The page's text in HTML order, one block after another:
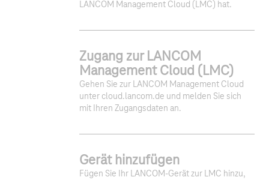
LANCOM Management Cloud (LMC) hat.
Zugang zur LANCOM
Management Cloud (LMC)
Gehen Sie zur LANCOM Management Cloud
unter cloud.lancom.de und melden Sie sich
mit Ihren Zugangsdaten an.
Gerät hinzufügen
Fügen Sie Ihr LANCOM-Gerät zur LMC hinzu,